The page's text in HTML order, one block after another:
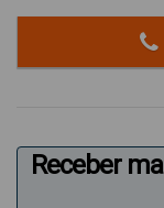
Receber